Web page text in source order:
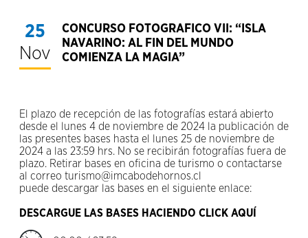
25
Nov
CONCURSO FOTOGRAFICO VII: “ISLA
NAVARINO: AL FIN DEL MUNDO
COMIENZA LA MAGIA”
El plazo de recepción de las fotografías estará abierto
desde el lunes 4 de noviembre de 2024 la publicación de
las presentes bases hasta el lunes 25 de noviembre de
2024 a las 23:59 hrs. No se recibirán fotografías fuera de
plazo. Retirar bases en oficina de turismo o contactarse
al correo turismo@imcabodehornos.cl
puede descargar las bases en el siguiente enlace:
DESCARGUE LAS BASES HACIENDO CLICK AQUÍ